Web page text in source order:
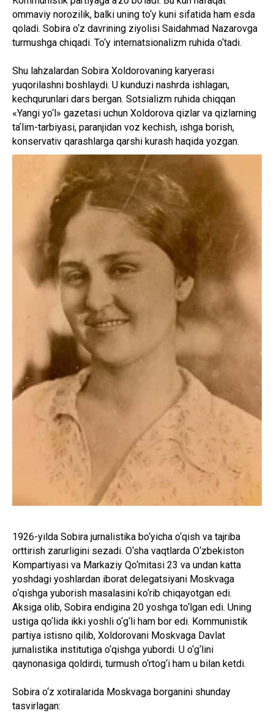
ommaviy norozilik, balki uning to‘y kuni sifatida ham esda
qoladi. Sobira o‘z davrining ziyolisi Saidahmad Nazarovga
turmushga chiqadi. To‘y internatsionalizm ruhida o‘tadi.
Shu lahzalardan Sobira Xoldorovaning karyerasi
yuqorilashni boshlaydi. U kunduzi nashrda ishlagan,
kechqurunlari dars bergan. Sotsializm ruhida chiqqan
«Yangi yo‘l» gazetasi uchun Xoldorova qizlar va qizlarning
taʼlim-tarbiyasi, paranjidan voz kechish, ishga borish,
konservativ qarashlarga qarshi kurash haqida yozgan.
1926-yilda Sobira jurnalistika bo‘yicha o‘qish va tajriba
orttirish zarurligini sezadi. O‘sha vaqtlarda O‘zbekiston
Kompartiyasi va Markaziy Qo‘mitasi 23 va undan katta
yoshdagi yoshlardan iborat delegatsiyani Moskvaga
o‘qishga yuborish masalasini ko‘rib chiqayotgan edi.
Aksiga olib, Sobira endigina 20 yoshga to‘lgan edi. Uning
ustiga qo‘lida ikki yoshli o‘g‘li ham bor edi. Kommunistik
partiya istisno qilib, Xoldorovani Moskvaga Davlat
jurnalistika institutiga o‘qishga yubordi. U o‘g‘lini
qaynonasiga qoldirdi, turmush o‘rtog‘i ham u bilan ketdi.
Sobira o‘z xotiralarida Moskvaga borganini shunday
tasvirlagan: